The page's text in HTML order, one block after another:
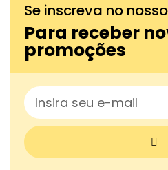
Se inscreva no
Para receber
promoções